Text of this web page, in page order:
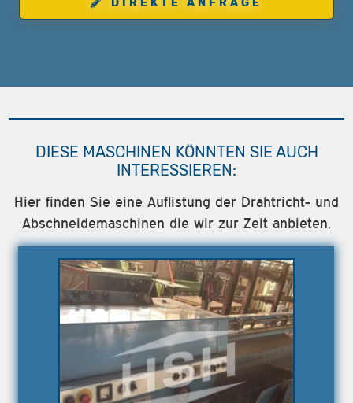
DIESE MASCHINEN KÖNNTEN SIE AUCH
INTERESSIEREN:
Hier finden Sie eine Auflistung der Drahtricht- und
Abschneidemaschinen die wir zur Zeit anbieten.